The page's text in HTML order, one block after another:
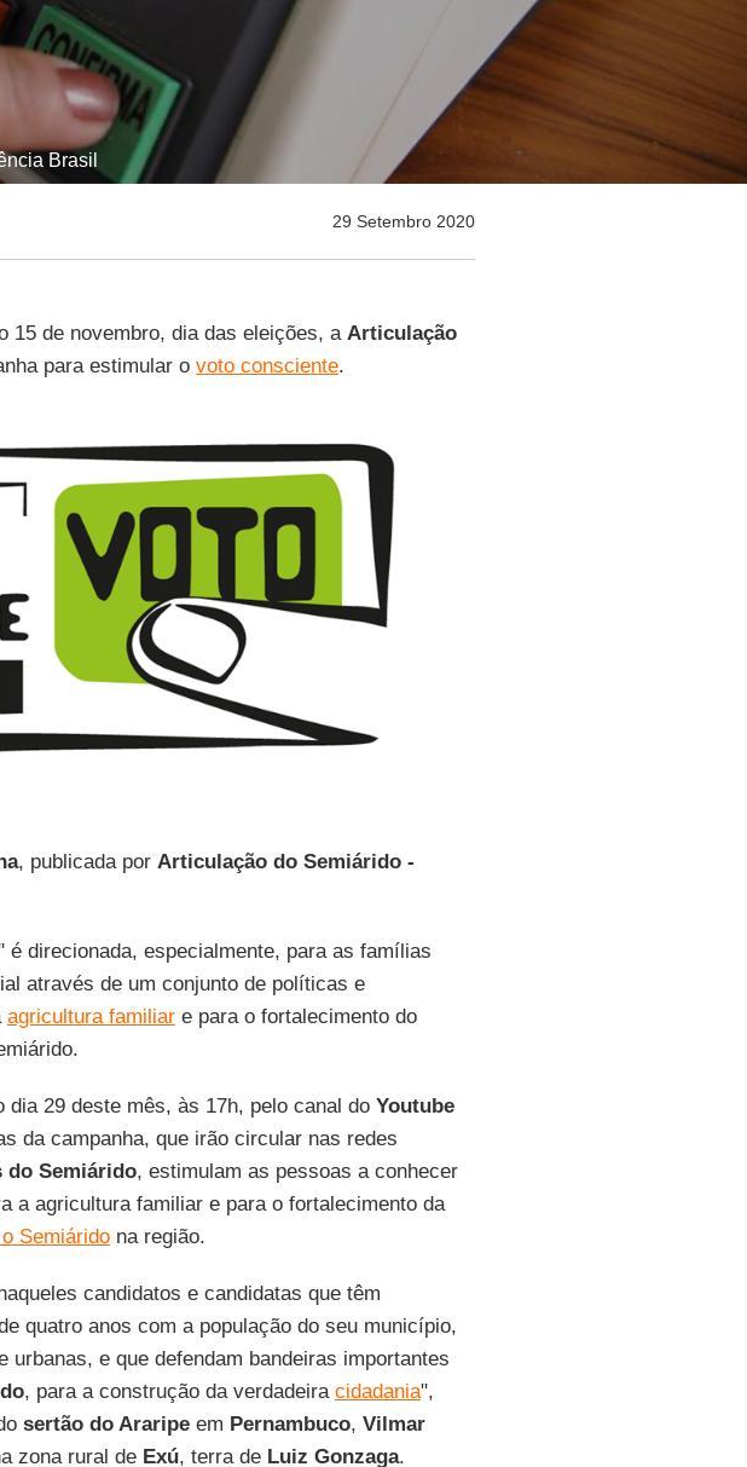
Brasil
29 Setembro 2020
15 de novembro, dia das eleições, a Articulação
para estimular o voto consciente.
, publicada por Articulação do Semiárido -
é direcionada, especialmente, para as famílias
através de um conjunto de políticas e
agricultura familiare para o fortalecimento do
dia 29 deste mês, às 17h, pelo canal do Youtube
da campanha, que irão circular nas redes
Semiárido, estimulam as pessoas a conhecer
a agricultura familiar e para o fortalecimento da
Semiáridona região.
candidatos e candidatas que têm
quatro anos com a população do seu município,
urbanas, e que defendam bandeiras importantes
, para a construção da verdadeira cidadania",
sertão do Araripeem Pernambuco, Vilmar
zona rural de Exú, terra de Luiz Gonzaga.